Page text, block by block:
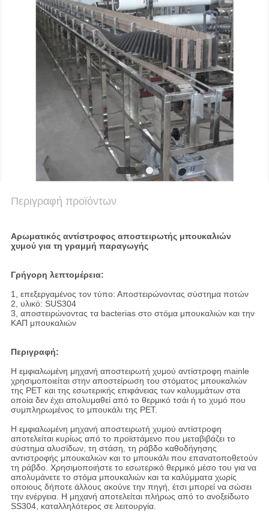
Περιγραφή προϊόντων
Αρωματικός αντίστροφος αποστειρωτής μπουκαλιών
χυμού για τη γραμμή παραγωγής
Γρήγορη λεπτομέρεια:
1, επεξεργαμένος τον τύπο: Αποστειρώνοντας σύστημα ποτών
2, υλικό: SUS304
3, αποστειρώνοντας τα bacterias στο στόμα μπουκαλιών και την
ΚΑΠ μπουκαλιών
Περιγραφή:
Η εμφιαλωμένη μηχανή αποστειρωτή χυμού αντίστροφη mainle
χρησιμοποιείται στην αποστείρωση του στόματος μπουκαλιών
της PET και της εσωτερικής επιφάνειας των καλυμμάτων στα
οποία δεν έχει απολυμαθεί από το θερμικό τσάι ή το χυμό που
συμπληρωμένος το μπουκάλι της PET.
Η εμφιαλωμένη μηχανή αποστειρωτή χυμού αντίστροφη
αποτελείται κυρίως από το προϊστάμενο που μεταβιβάζει το
σύστημα αλυσίδων, τη στάση, τη ράβδο καθοδήγησης
αντιστροφής μπουκαλιών και το μπουκάλι που επανατοποθετούν
τη ράβδο. Χρησιμοποιήστε το εσωτερικό θερμικό μέσο του για να
απολυμάνετε το στόμα μπουκαλιών και τα καλύμματα χωρίς
οποιους δήποτε άλλους ακούνε την πηγή, έτσι μπορεί να σώσει
την ενέργεια. Η μηχανή αποτελείται πλήρως από το ανοξείδωτο
SS304, καταλληλότερος σε λειτουργία.